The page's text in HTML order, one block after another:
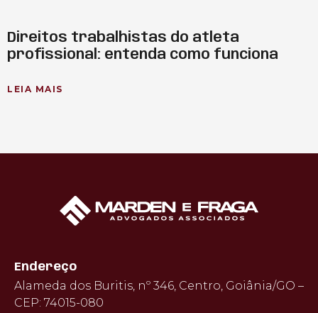
Direitos trabalhistas do atleta
profissional: entenda como funciona
LEIA MAIS
Endereço
Alameda dos Buritis, nº 346, Centro, Goiânia/GO –
CEP: 74015-080